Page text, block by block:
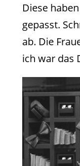
Diese
gepasst.
ab. Die
ich war das